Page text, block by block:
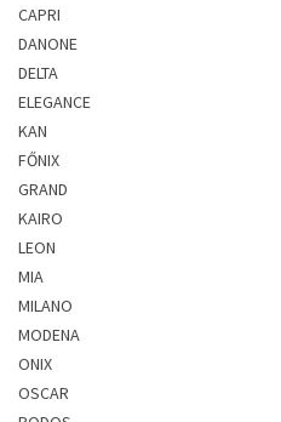
CAPRI
DANONE
DELTA
ELEGANCE
KAN
FŐNIX
GRAND
KAIRO
LEON
MIA
MILANO
MODENA
ONIX
OSCAR